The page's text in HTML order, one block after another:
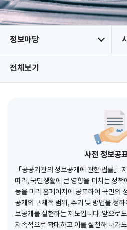
정보마당
전체보기
사전 정보공
「공공기관의 정보공개에 관한 법률」
따라, 국민생활에 큰 영향을 미치는 정책
등을 미리 홈페이지에 공표하여 국민의
공개의 구체적 범위, 주기 및 방법을 정
보공개를 실현하는 제도입니다. 앞으로
지속적으로 확대하고 이를 실천해 나가